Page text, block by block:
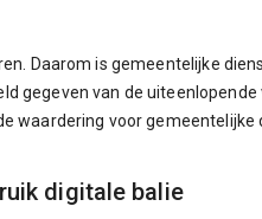
Daarom is gemeentelijke
gegeven van de uiteenlopende
waardering voor gemeentelijke
digitale balie